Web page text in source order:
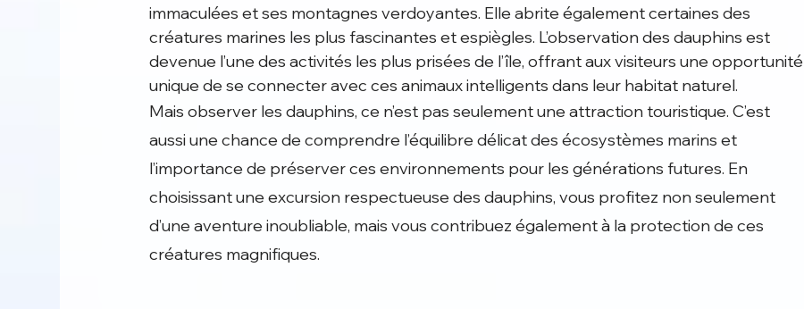
immaculées et ses montagnes verdoyantes. Elle abrite également certaines des
créatures marines les plus fascinantes et espiègles. L’observation des dauphins est
devenue l’une des activités les plus prisées de l’île, offrant aux visiteurs une opportunité
unique de se connecter avec ces animaux intelligents dans leur habitat naturel.
Mais observer les dauphins, ce n’est pas seulement une attraction touristique. C’est
aussi une chance de comprendre l’équilibre délicat des écosystèmes marins et
l’importance de préserver ces environnements pour les générations futures. En
choisissant une excursion respectueuse des dauphins, vous profitez non seulement
d’une aventure inoubliable, mais vous contribuez également à la protection de ces
créatures magnifiques.